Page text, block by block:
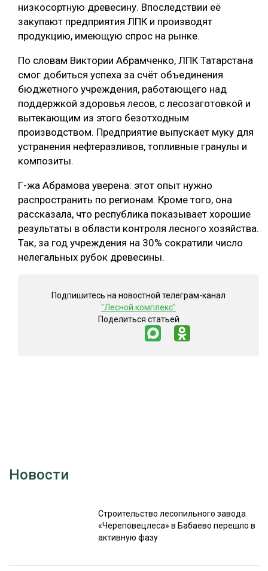
низкосортную древесину. Впоследствии её
закупают предприятия ЛПК и производят
продукцию, имеющую спрос на рынке.
По словам Виктории Абрамченко, ЛПК Татарстана
смог добиться успеха за счёт объединения
бюджетного учреждения, работающего над
поддержкой здоровья лесов, с лесозаготовкой и
вытекающим из этого безотходным
производством. Предприятие выпускает муку для
устранения нефтеразливов, топливные гранулы и
композиты.
Г-жа Абрамова уверена: этот опыт нужно
распространить по регионам. Кроме того, она
рассказала, что республика показывает хорошие
результаты в области контроля лесного хозяйства.
Так, за год учреждения на 30% сократили число
нелегальных рубок древесины.
Подпишитесь на новостной телеграм-канал
"Лесной комплекс"
Поделиться статьей
Новости
Строительство лесопильного завода
«Череповецлеса» в Бабаево перешло в
активную фазу